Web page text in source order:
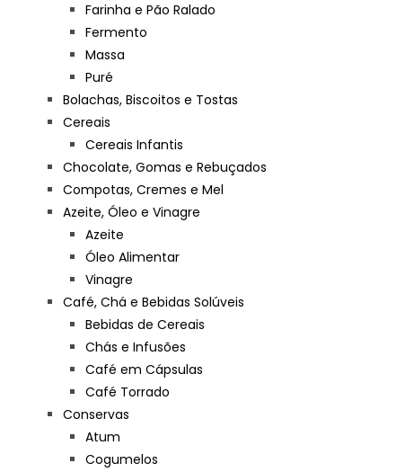
Farinha e Pão Ralado
Fermento
Massa
Puré
Bolachas, Biscoitos e Tostas
Cereais
Cereais Infantis
Chocolate, Gomas e Rebuçados
Compotas, Cremes e Mel
Azeite, Óleo e Vinagre
Azeite
Óleo Alimentar
Vinagre
Café, Chá e Bebidas Solúveis
Bebidas de Cereais
Chás e Infusões
Café em Cápsulas
Café Torrado
Conservas
Atum
Cogumelos